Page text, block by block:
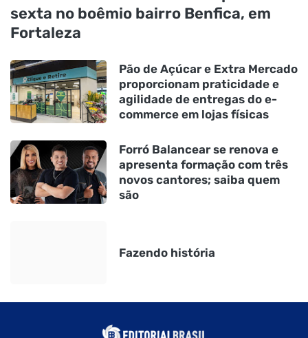
sexta no boêmio bairro Benfica, em
Fortaleza
Pão de Açúcar e Extra Mercado
proporcionam praticidade e
agilidade de entregas do e-
commerce em lojas físicas
Forró Balancear se renova e
apresenta formação com três
novos cantores; saiba quem
são
Fazendo história